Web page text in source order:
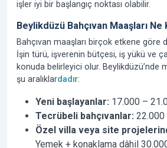
işler iyi bir başlangıç noktası olabilir.
Beylikdüzü Bahçıvan Maaşları Ne
Bahçıvan maaşları birçok etkene göre
İşin türü, işverenin bütçesi, iş yükü ve
konuda belirleyici olur. Beylikdüzü’nde
şu aralıklardadır:
Yeni başlayanlar: 17.000 –
Tecrübeli bahçıvanlar: 22.000
Özel villa veya site
Yemek + konaklama dâhil